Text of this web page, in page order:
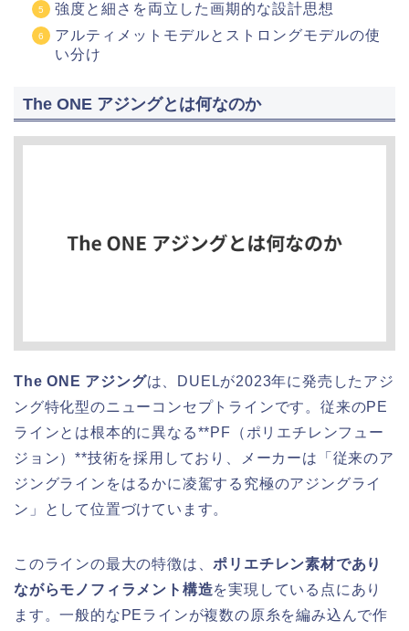
強度と細さを両立した画期的な設計思想
アルティメットモデルとストロングモデルの使
い分け
The ONE アジングとは何なのか
The ONE アジングは、DUELが2023年に発売したアジ
ング特化型のニューコンセプトラインです。従来のPE
ラインとは根本的に異なる**PF（ポリエチレンフュー
ジョン）**技術を採用しており、メーカーは「従来のア
ジングラインをはるかに凌駕する究極のアジングライ
ン」として位置づけています。
このラインの最大の特徴は、ポリエチレン素材であり
ながらモノフィラメント構造を実現している点にあり
ます。一般的なPEラインが複数の原糸を編み込んで作